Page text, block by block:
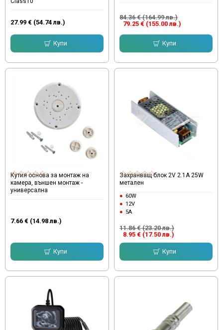
27.99 € (54.74 лв.)
Купи
79.25 € (155.00 лв.)
84.36 € (164.99 лв.)
Купи
Кутия основа за монтаж на
камера, външен монтаж -
универсална
7.66 € (14.98 лв.)
Купи
Захранващ блок 2V 2.1А 25W
металeн
60W
12V
5A
8.95 € (17.50 лв.)
11.86 € (23.20 лв.)
Купи